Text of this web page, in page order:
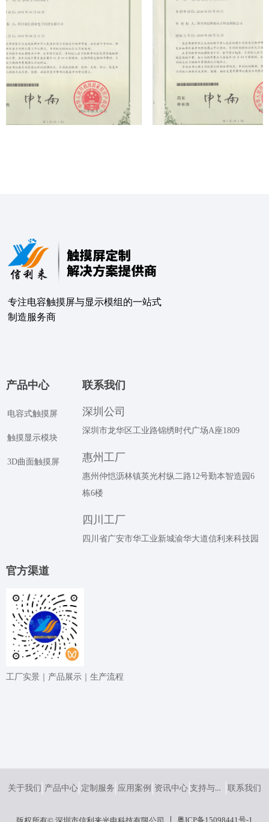
专注电容触摸屏与显示模组的⼀站式
制造服务商
联系我们
深圳公司
深圳市龙华区工业路锦绣时代广场A座1809
惠州工厂
惠州仲恺沥林镇英光村纵二路12号勤本智造园6
栋6楼
四川工厂
四川省广安市华工业新城渝华大道信利来科技园
产品中心
电容式触摸屏
触摸显示模块
3D曲面触摸屏
官⽅渠道
⼯⼚实景｜产品展⽰｜⽣产流程
关于我们 产品中心 定制服务 应用案例 资讯中心 支持与服务 联系我们
粤ICP备15098441号-1